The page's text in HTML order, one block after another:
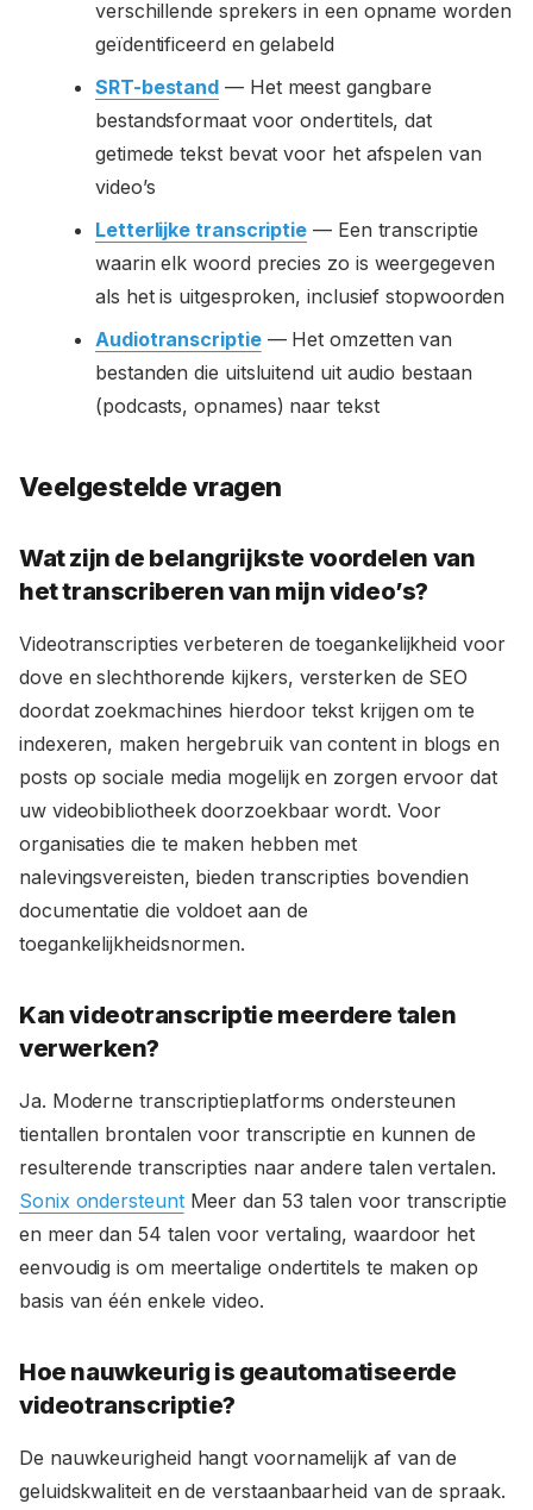
verschillende sprekers in een opname worden
geïdentificeerd en gelabeld
SRT-bestand — Het meest gangbare
bestandsformaat voor ondertitels, dat
getimede tekst bevat voor het afspelen van
video’s
Letterlijke transcriptie — Een transcriptie
waarin elk woord precies zo is weergegeven
als het is uitgesproken, inclusief stopwoorden
Audiotranscriptie— Het omzetten van
bestanden die uitsluitend uit audio bestaan
(podcasts, opnames) naar tekst
Veelgestelde vragen
Wat zijn de belangrijkste voordelen van
het transcriberen van mijn video’s?
Videotranscripties verbeteren de toegankelijkheid voor
dove en slechthorende kijkers, versterken de SEO
doordat zoekmachines hierdoor tekst krijgen om te
indexeren, maken hergebruik van content in blogs en
posts op sociale media mogelijk en zorgen ervoor dat
uw videobibliotheek doorzoekbaar wordt. Voor
organisaties die te maken hebben met
nalevingsvereisten, bieden transcripties bovendien
documentatie die voldoet aan de
toegankelijkheidsnormen.
Kan videotranscriptie meerdere talen
verwerken?
Ja. Moderne transcriptieplatforms ondersteunen
tientallen brontalen voor transcriptie en kunnen de
resulterende transcripties naar andere talen vertalen.
Sonix ondersteuntMeer dan 53 talen voor transcriptie
en meer dan 54 talen voor vertaling, waardoor het
eenvoudig is om meertalige ondertitels te maken op
basis van één enkele video.
Hoe nauwkeurig is geautomatiseerde
videotranscriptie?
De nauwkeurigheid hangt voornamelijk af van de
geluidskwaliteit en de verstaanbaarheid van de spraak.